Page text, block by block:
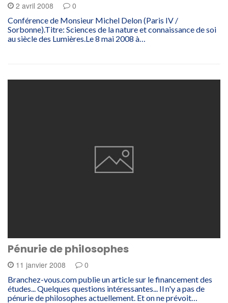
2 avril 2008 0
Conférence de Monsieur Michel Delon (Paris IV /
Sorbonne).Titre: Sciences de la nature et connaissance de soi
au siècle des Lumières.Le 8 mai 2008 à…
Pénurie de philosophes
11 janvier 2008 0
Branchez-vous.com publie un article sur le financement des
études... Quelques questions intéressantes... Il n'y a pas de
pénurie de philosophes actuellement. Et on ne prévoit…